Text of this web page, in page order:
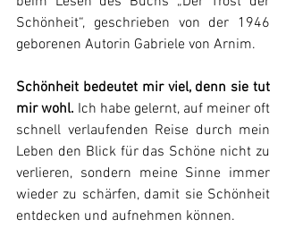
Schönheit“, geschrieben von der 1946
geborenen Autorin Gabriele von Arnim.
Schönheit bedeutet mir viel, denn sie tut
mir wohl. Ich habe gelernt, auf meiner oft
schnell verlaufenden Reise durch mein
Leben den Blick für das Schöne nicht zu
verlieren, sondern meine Sinne immer
wieder zu schärfen, damit sie Schönheit
entdecken und aufnehmen können.